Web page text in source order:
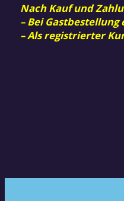
Nach Kauf und
– Bei
– Als registrierter